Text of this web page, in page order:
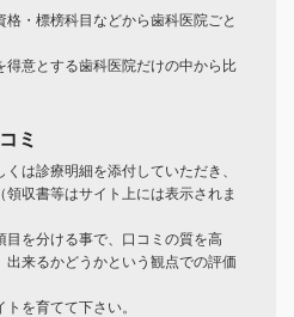
・標榜科目などから歯科医院ごと
得意とする歯科医院だけの中から比
ミ
は診療明細を添付していただき、
収書等はサイト上には表示されま
目を分ける事で、口コミの質を高
来るかどうかという観点での評価
を育てて下さい。